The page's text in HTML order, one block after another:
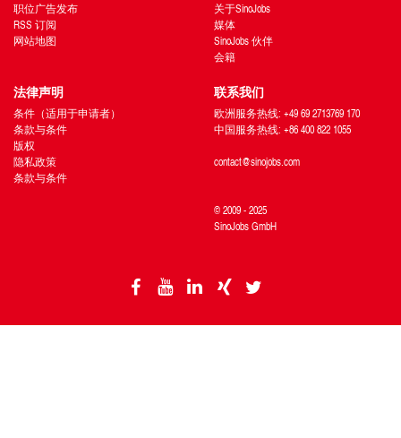
职位广告发布
RSS 订阅
网站地图
关于SinoJobs
媒体
SinoJobs 伙伴
会籍
法律声明
条件（适用于申请者）
条款与条件
版权
隐私政策
条款与条件
联系我们
欧洲服务热线: +49 69 2713769 170
中国服务热线: +86 400 822 1055
contact@sinojobs.com
© 2009 - 2025
SinoJobs GmbH